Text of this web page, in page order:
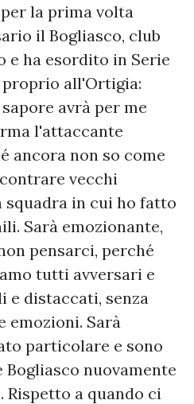
la prima volta
il Bogliasco, club
e ha esordito in Serie
proprio all'Ortigia:
avrà per me
l'attaccante
ancora non so come
vecchi
squadra in cui ho fatto
Sarà emozionante,
pensarci, perché
tutti avversari e
e distaccati, senza
emozioni. Sarà
particolare e sono
nuovamente
Rispetto a quando ci